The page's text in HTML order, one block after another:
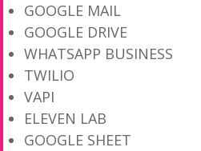
GOOGLE MAIL
GOOGLE DRIVE
WHATSAPP BUSINESS
TWILIO
VAPI
ELEVEN LAB
GOOGLE SHEET